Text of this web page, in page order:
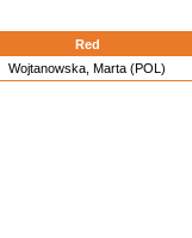
Red
Wojtanowska, Marta (POL)